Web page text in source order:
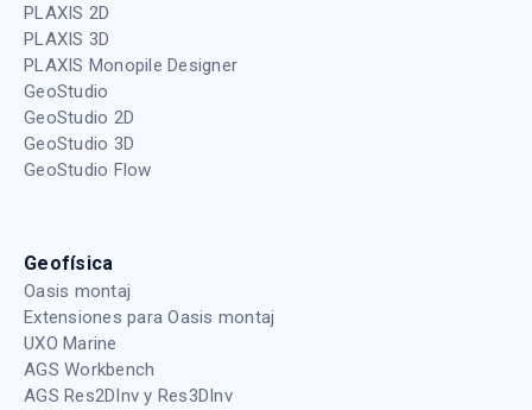
PLAXIS 2D
PLAXIS 3D
PLAXIS Monopile Designer
GeoStudio
GeoStudio 2D
GeoStudio 3D
GeoStudio Flow
Geofísica
Oasis montaj
Extensiones para Oasis montaj
UXO Marine
AGS Workbench
AGS Res2DInv y Res3DInv